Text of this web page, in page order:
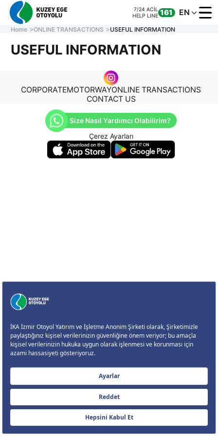
7/24 ACİL
HELP LINE 161 EN
MOTORWAY
CONTACT US
7/24 ACİL
HELP LINE
161
Home ONLINE TRANSACTIONS USEFUL INFORMATION
USEFUL INFORMATION
CORPORATEMOTORWAYONLINE TRANSACTIONS
CONTACT US
Size Nasıl Yardımcı Olabilirim?
Çerez Ayarları